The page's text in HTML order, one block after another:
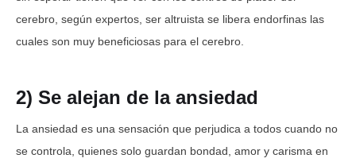
cerebro, según expertos, ser altruista se libera endorfinas las
cuales son muy beneficiosas para el cerebro.
2) Se alejan de la ansiedad
La ansiedad es una sensación que perjudica a todos cuando no
se controla, quienes solo guardan bondad, amor y carisma en